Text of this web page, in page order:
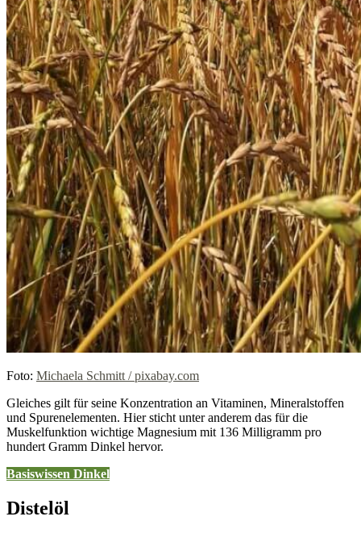
Foto: Michaela Schmitt / pixabay.com
Gleiches gilt für seine Konzentration an Vitaminen, Mineralstoffen
und Spurenelementen. Hier sticht unter anderem das für die
Muskelfunktion wichtige Magnesium mit 136 Milligramm pro
hundert Gramm Dinkel hervor.
Basiswissen Dinkel
Distelöl